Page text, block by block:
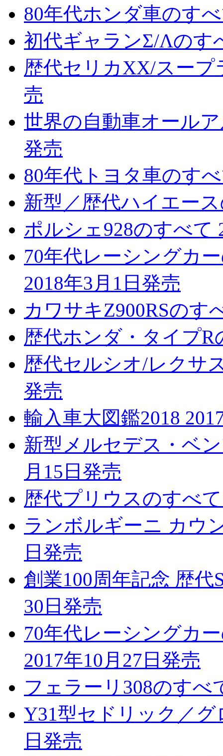
80年代ホンダ車のす
初代ギャランΣ/Λのす
歴代セリカXX/スープ
売
世界の自動車オール
発売
80年代トヨタ車のす
新型／歴代ハイエー
ポルシェ928のすべて
70年代レーシングカ
2018年3月1日発売
カワサキZ900RSのす
歴代ホンダ・タイプR
歴代セルシオ/レクサ
発売
輸入車大図鑑2018
新型メルセデス・ベ
月15日発売
歴代プリウスのすべ
ランボルギーニ カウ
日発売
創業100周年記念 歴代
30日発売
70年代レーシングカ
2017年10月27日発売
フェラーリ308のすべ
Y31型セドリック／グ
日発売